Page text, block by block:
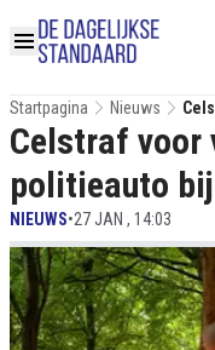
Startpagina Nieuws
Celstraf voor
politieauto
NIEUWS•27 JAN , 14:03